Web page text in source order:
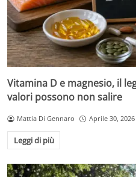
Vitamina D e magnesio, il
valori possono non salire
Mattia Di Gennaro Aprile 30, 2026
Leggi di più